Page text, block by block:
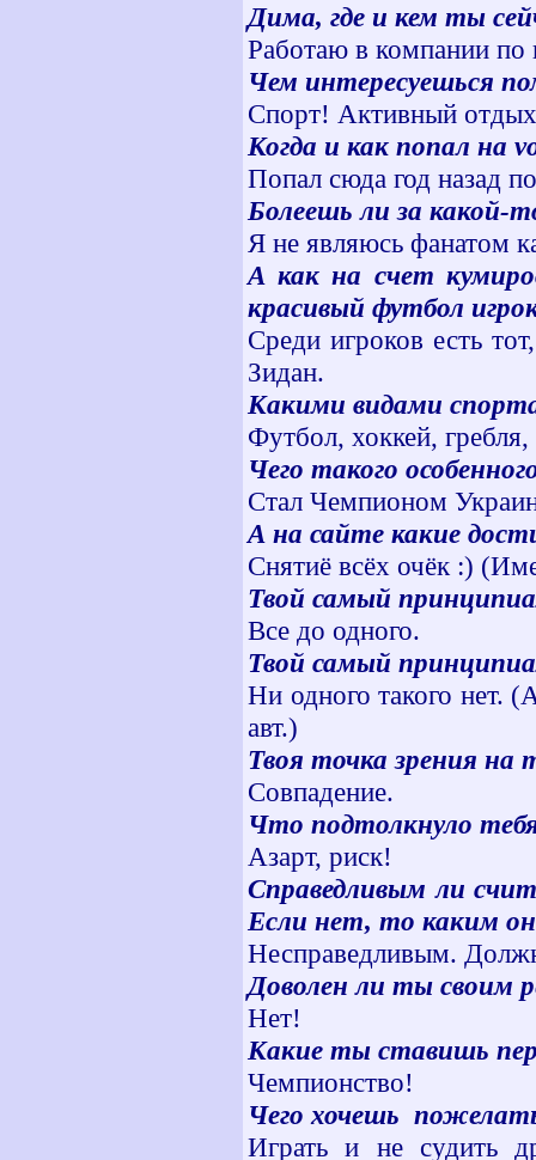
Дима, где и кем ты
Работаю в компании по
Чем интересуешься
Спорт! Активный
Когда и как попал на
Попал сюда год назад
Болеешь ли за какой-
Я не являюсь фанатом
А как на счет
красивый футбол
Среди игроков есть
Зидан.
Какими видами
Футбол, хоккей, гребля,
Чего такого
Стал Чемпионом
А на сайте какие
Снятиё всёх очёк :)
Твой самый
Все до одного.
Твой самый
Ни одного такого нет.
авт.)
Твоя точка зрения
Совпадение.
Что подтолкнуло
Азарт, риск!
Справедливым ли
Если нет, то каким
Несправедливым.
Доволен ли ты своим
Нет!
Какие ты ставишь
Чемпионство!
Чего хочешь
Играть и не судить